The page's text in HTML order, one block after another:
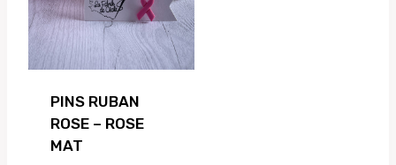
PINS RUBAN
ROSE – ROSE
MAT